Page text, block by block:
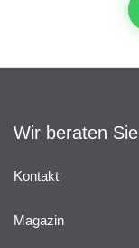
Wir beraten Sie
Kontakt
Magazin